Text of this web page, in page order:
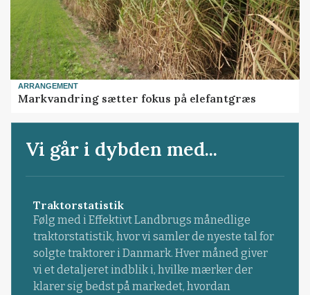
ARRANGEMENT
Markvandring sætter fokus på elefantgræs
Vi går i dybden med...
Traktorstatistik
Følg med i Effektivt Landbrugs månedlige
traktorstatistik, hvor vi samler de nyeste tal for
solgte traktorer i Danmark. Hver måned giver
vi et detaljeret indblik i, hvilke mærker der
klarer sig bedst på markedet, hvordan